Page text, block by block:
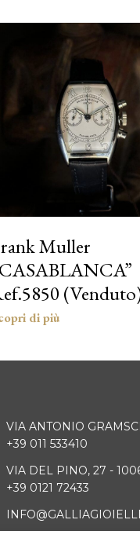
Muller
VIA ANTONIO
+39 011 533410
VIA DEL PINO, 27 -
+39 0121 72433